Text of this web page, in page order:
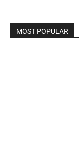
MOST POPULAR